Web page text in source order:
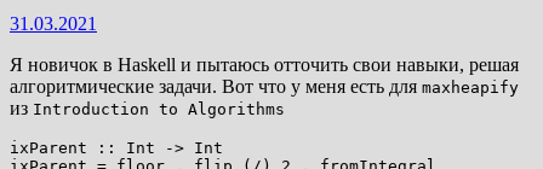
31.03.2021
Я новичок в Haskell и пытаюсь отточить свои навыки, решая
алгоритмические задачи. Вот что у меня есть для maxheapify
из Introduction to Algorithms
ixParent :: Int -> Int